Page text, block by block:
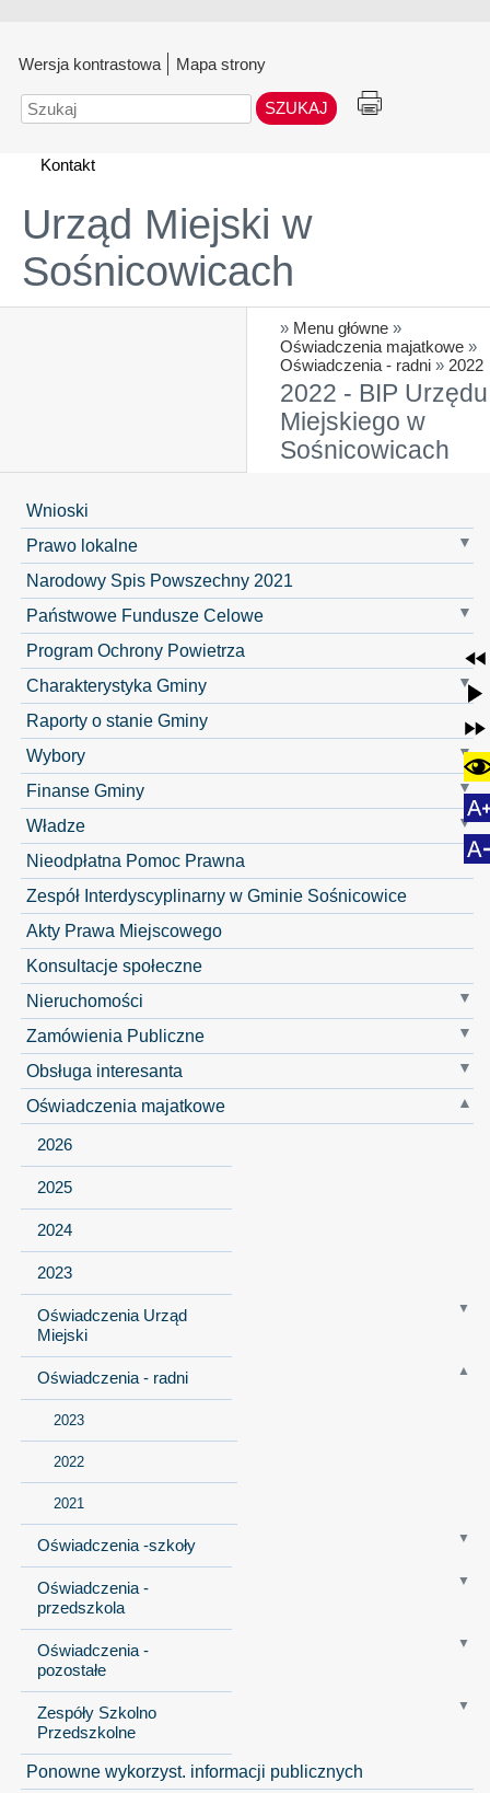
Wersja kontrastowa Mapa strony
Szukaj
Kontakt
Urząd Miejski w
Sośnicowicach
» Menu główne »
Oświadczenia majatkowe »
Oświadczenia - radni » 2022
2022 - BIP Urzędu
Miejskiego w
Sośnicowicach
Wnioski
Prawo lokalne
Narodowy Spis Powszechny 2021
Państwowe Fundusze Celowe
Program Ochrony Powietrza
Charakterystyka Gminy
Raporty o stanie Gminy
Wybory
Finanse Gminy
Władze
Nieodpłatna Pomoc Prawna
Zespół Interdyscyplinarny w Gminie Sośnicowice
Akty Prawa Miejscowego
Konsultacje społeczne
Nieruchomości
Zamówienia Publiczne
Obsługa interesanta
Oświadczenia majatkowe
2026
2025
2024
2023
Oświadczenia Urząd
Miejski
Oświadczenia - radni
2023
2022
2021
Oświadczenia -szkoły
Oświadczenia -
przedszkola
Oświadczenia -
pozostałe
Zespóły Szkolno
Przedszkolne
Ponowne wykorzyst. informacji publicznych